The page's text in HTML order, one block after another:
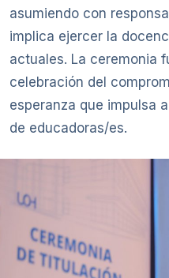
asumiendo con
implica ejercer la
actuales. La ceremonia
celebración del
esperanza que impulsa
de educadoras/es.